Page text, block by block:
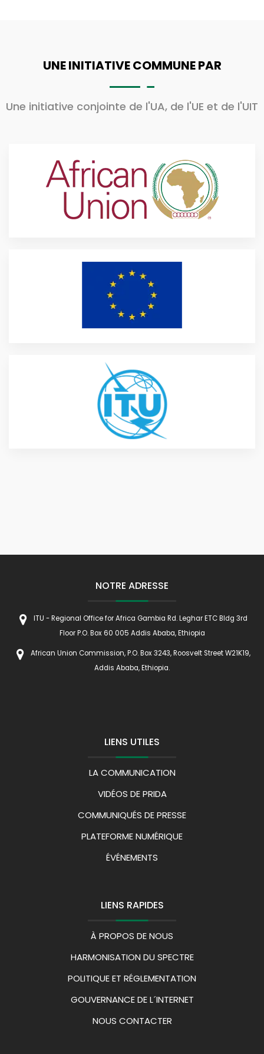
UNE INITIATIVE COMMUNE PAR
Une initiative conjointe de l'UA, de l'UE et de l'UIT
NOTRE ADRESSE
ITU - Regional Office for Africa Gambia Rd. Leghar ETC Bldg 3rd
Floor P.O. Box 60 005 Addis Ababa, Ethiopia
African Union Commission, P.O. Box 3243, Roosvelt Street W21K19,
Addis Ababa, Ethiopia.
LIENS UTILES
LA COMMUNICATION
VIDÉOS DE PRIDA
COMMUNIQUÉS DE PRESSE
PLATEFORME NUMÉRIQUE
ÉVÉNEMENTS
LIENS RAPIDES
À PROPOS DE NOUS
HARMONISATION DU SPECTRE
POLITIQUE ET RÉGLEMENTATION
GOUVERNANCE DE L´INTERNET
NOUS CONTACTER